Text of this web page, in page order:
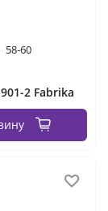
58-60
2 Fabrika